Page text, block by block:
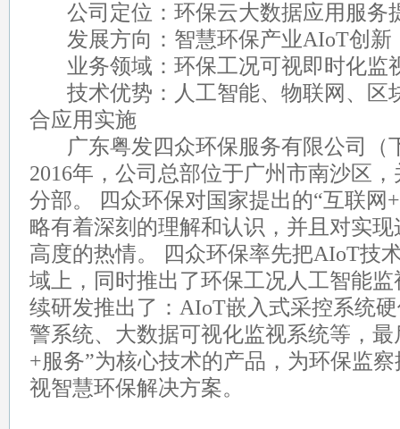
公司定位：环保云大数据应用服务
发展方向：智慧环保产业AIoT创新
业务领域：环保工况可视即时化监
技术优势：人工智能、物联网、区
合应用实施
广东粤发四众环保服务有限公司（
2016年，公司总部位于广州市南沙区
分部。 四众环保对国家提出的“互联网
略有着深刻的理解和认识，并且对实
高度的热情。 四众环保率先把AIoT技
域上，同时推出了环保工况人工智能
续研发推出了：AIoT嵌入式采控系统
警系统、大数据可视化监视系统等，
+服务”为核心技术的产品，为环保监
视智慧环保解决方案。